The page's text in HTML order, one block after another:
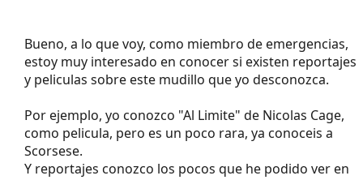
Bueno, a lo que voy, como miembro de emergencias,
estoy muy interesado en conocer si existen reportajes
y peliculas sobre este mudillo que yo desconozca.
Por ejemplo, yo conozco "Al Limite" de Nicolas Cage,
como pelicula, pero es un poco rara, ya conoceis a
Scorsese.
Y reportajes conozco los pocos que he podido ver en